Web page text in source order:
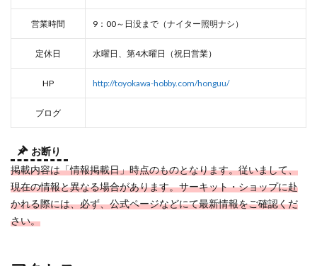
営業時間 9：00～日没まで（ナイター照明ナシ）
定休日 水曜日、第4木曜日（祝日営業）
HP http://toyokawa-hobby.com/honguu/
ブログ
お断り
掲載内容は「情報掲載日」時点のものとなります。従いまして、
現在の情報と異なる場合があります。サーキット・ショップに赴
かれる際には、必ず、公式ページなどにて最新情報をご確認くだ
さい。